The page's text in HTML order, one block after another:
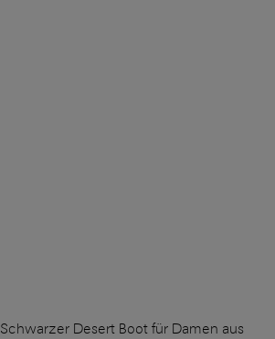
Schwarzer Desert Boot für Damen aus